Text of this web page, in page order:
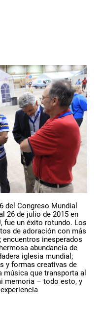
del Congreso Mundial
26 de julio de 2015 en
fue un éxito rotundo. Los
de adoración con más
encuentros inesperados
abundancia de
iglesia mundial;
y formas creativas de
que transporta al
memoria – todo esto, y